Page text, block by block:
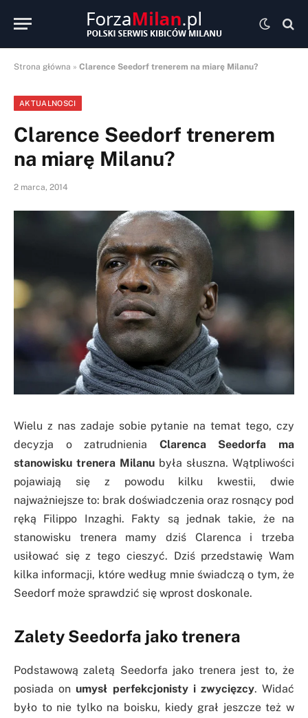
Strona główna » Clarence Seedorf trenerem na miarę Milanu?
AKTUALNOSCI
Clarence Seedorf trenerem
na miarę Milanu?
2 marca, 2014
Wielu z nas zadaje sobie pytanie na temat tego, czy
decyzja o zatrudnienia Clarenca Seedorfa ma
stanowisku trenera Milanu była słuszna. Wątpliwości
pojawiają się z powodu kilku kwestii, dwie
najważniejsze to: brak doświadczenia oraz rosnący pod
ręką Filippo Inzaghi. Fakty są jednak takie, że na
stanowisku trenera mamy dziś Clarenca i trzeba
usiłować się z tego cieszyć. Dziś przedstawię Wam
kilka informacji, które według mnie świadczą o tym, że
Seedorf może sprawdzić się wprost doskonale.
Zalety Seedorfa jako trenera
Podstawową zaletą Seedorfa jako trenera jest to, że
posiada on umysł perfekcjonisty i zwycięzcy. Widać
było to nie tylko na boisku, kiedy grał jeszcze też w